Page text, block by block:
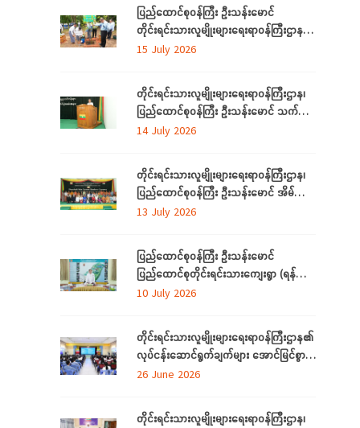
ပြည်ထောင်စုဝန်ကြီး ဦးသန်းမောင်
တိုင်းရင်းသားလူမျိုးများရေးရာဝန်ကြီးဌာန မိုး
ရာသီသစ်ပင်စိုက်ပျိုးပွဲ အခမ်းအနားတက်
15 July 2026
တိုင်းရင်းသားလူမျိုးများရေးရာဝန်ကြီးဌာန၊
ပြည်ထောင်စုဝန်ကြီး ဦးသန်းမောင် သက်မွေး
ပညာသင်တန်းများ သင်တန်းဆင်းပွဲ
14 July 2026
တိုင်းရင်းသားလူမျိုးများရေးရာဝန်ကြီးဌာန၊
ပြည်ထောင်စုဝန်ကြီး ဦးသန်းမောင် အိမ်သုံး
ဆိုလာများ လွှဲပြောင်းထောက်ပံ့ပေးခြင်း
13 July 2026
ပြည်ထောင်စုဝန်ကြီး ဦးသန်းမောင်
ပြည်ထောင်စုတိုင်းရင်းသားကျေးရွာ (ရန်ကုန်)
အဆင့်မြှင့်တင်လုပ်ငန်းဆောင်ရွက်မှုများအား
10 July 2026
တိုင်းရင်းသားလူမျိုးများရေးရာဝန်ကြီးဌာန၏
လုပ်ငန်းဆောင်ရွက်ချက်များ အောင်မြင်စွာ
အကောင်အထည်ဖော်နိုင်ရေးအတွက်
26 June 2026
တိုင်းရင်းသားလူမျိုးများရေးရာဝန်ကြီးဌာန၊